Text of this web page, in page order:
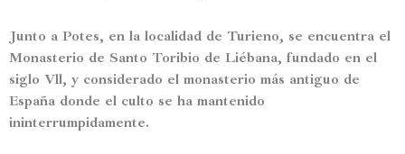
Junto a Potes, en la localidad de Turieno, se encuentra el
Monasterio de Santo Toribio de Liébana, fundado en el
siglo Vll, y considerado el monasterio más antiguo de
España donde el culto se ha mantenido
ininterrumpidamente.